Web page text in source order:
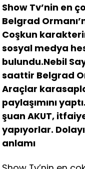
Show Tv’nin en
Belgrad
Coşkun
sosyal medya
bulundu.Nebil
saattir Belgrad
Araçlar
paylaşımını
şuan AKUT,
yapıyorlar.
anlamı